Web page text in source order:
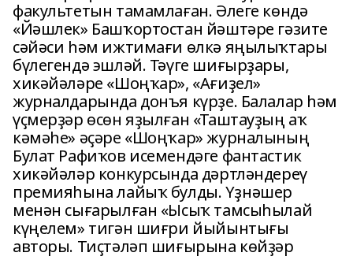
факультетын тамамлаған. Әлеге көндә
«Йәшлек» Башҡортостан йәштәре гәзите
сәйәси һәм ижтимағи өлкә яңылыҡтары
бүлегендә эшләй. Тәүге шиғырҙары,
хикәйәләре «Шоңҡар», «Ағиҙел»
журналдарында донъя күрҙе. Балалар һәм
үҫмерҙәр өсөн яҙылған «Таштауҙың аҡ
кәмәһе» әҫәре «Шоңҡар» журналының
Булат Рафиҡов исемендәге фантастик
хикәйәләр конкурсында дәртләндереү
премияһына лайыҡ булды. Үҙнәшер
менән сығарылған «Ысыҡ тамсыһылай
күңелем» тигән шиғри йыйынтығы
авторы. Тиҫтәләп шиғырына көйҙәр